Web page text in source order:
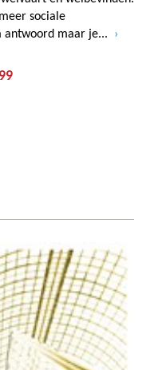
sociale
antwoord maar je...